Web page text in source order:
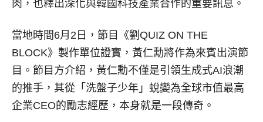
肉，也釋出深化與韓國科技產業合作的重要訊息。
當地時間6月2日，節目《劉QUIZ ON THE
BLOCK》製作單位證實，黃仁勳將作為來賓出演節
目。節目方介紹，黃仁勳不僅是引領生成式AI浪潮
的推手，其從「洗盤子少年」蛻變為全球市值最高
企業CEO的勵志經歷，本身就是一段傳奇。